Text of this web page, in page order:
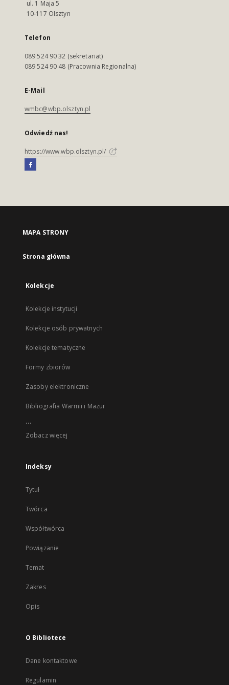
ul. 1 Maja 5
10-117 Olsztyn
Telefon
089 524 90 32 (sekretariat)
089 524 90 48 (Pracownia Regionalna)
E-Mail
wmbc@wbp.olsztyn.pl
Odwiedź nas!
https://www.wbp.olsztyn.pl/
MAPA STRONY
Strona główna
Kolekcje
Kolekcje instytucji
Kolekcje osób prywatnych
Kolekcje tematyczne
Formy zbiorów
Zasoby elektroniczne
Bibliografia Warmii i Mazur
...
Zobacz więcej
Indeksy
Tytuł
Twórca
Współtwórca
Powiązanie
Temat
Zakres
Opis
O Bibliotece
Dane kontaktowe
Regulamin